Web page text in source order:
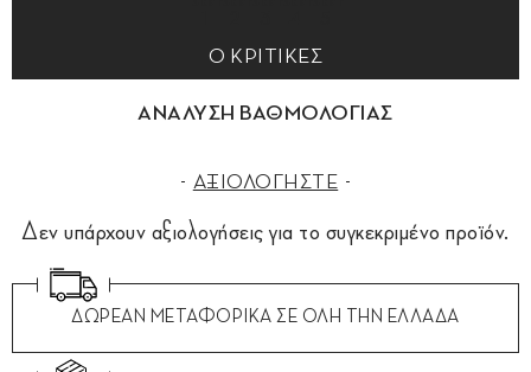
0 ΚΡΙΤΙΚΕΣ
ΑΝΑΛΥΣΗ ΒΑΘΜΟΛΟΓΙΑΣ
ΑΞΙΟΛΟΓΗΣΤΕ
Δεν υπάρχουν αξιολογήσεις για το συγκεκριμένο προϊόν.
ΔΩΡΕΑΝ ΜΕΤΑΦΟΡΙΚΑ ΣΕ ΟΛΗ ΤΗΝ ΕΛΛΑΔΑ